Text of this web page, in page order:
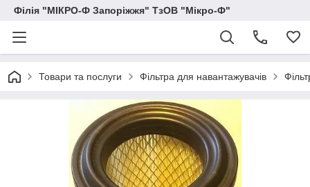
Філія "МІКРО-Ф Запоріжжя" ТзОВ "Мікро-Ф"
Товари та послуги Фільтра для навантажувачів